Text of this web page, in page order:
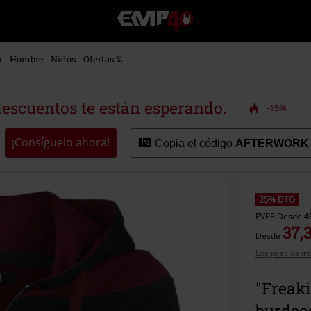
EMP
-
Música,
Merch
Ropa
Alternativa
Hombre Niños Ofertas %
te están esperando. -15%
¡Consíguelo ahora! Copia el código AFTERWORK
25% DTO
PVPR Desde
Desde
Los precios